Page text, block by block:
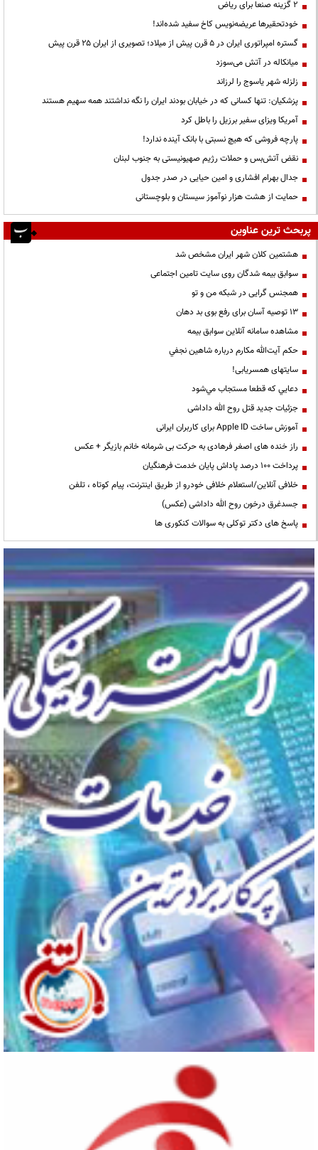
۲ گزینه صنعا برای ریاض
خودتحقیرها عریضه‌نویس کاخ سفید شده‌اند!
گستره امپراتوری ایران در ۵ قرن پیش از میلاد؛ تصویری از ایران ۲۵ قرن پیش
میانکاله در آتش می‌سوزد
زلزله شهر یاسوج را لرزاند
پزشکیان: تنها کسانی که در خیابان بودند ایران را نگه نداشتند همه سهیم هستند
آمریکا ویزای سفیر برزیل را باطل کرد
پارچه فروشی که هیچ نسبتی با بانک آینده ندارد!
نقض آتش‌بس و حملات رژیم صهیونیستی به جنوب لبنان
جدال بهرام افشاری و امین حیایی در صدر جدول
حمایت از هشت هزار نوآموز سیستان و بلوچستانی
پربحث ترین عناوین
هشتمین کلان شهر ایران مشخص شد
سوابق بیمه شدگان روی سایت تامین اجتماعی
همجنس گرایی در شبکه من و تو
13 توصیه آسان برای رفع بوی بد دهان
مشاهده سامانه آنلاين سوابق بیمه
حكم آيت‌الله مكارم درباره شاهين نجفي
سایتهای همسریابی!
دعايي كه قطعا مستجاب مي‌شود
جزئیات جدید قتل روح الله داداشی
آموزش ساخت Apple ID برای کاربران ایرانی
راز خنده های اصغر فرهادی به حرکت بی شرمانه خانم بازیگر + عکس
پرداخت ۱۰۰ درصد پاداش پایان خدمت فرهنگیان
خلافی آنلاین/استعلام خلافی خودرو از طریق اینترنت، پیام کوتاه ، تلفن
جسدغرق درخون روح الله داداشی (عکس)
پاسخ های دکتر توکلی به سوالات کنکوری ها